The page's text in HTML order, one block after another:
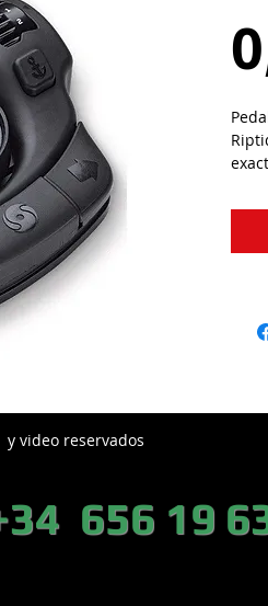
video reservados
656 19